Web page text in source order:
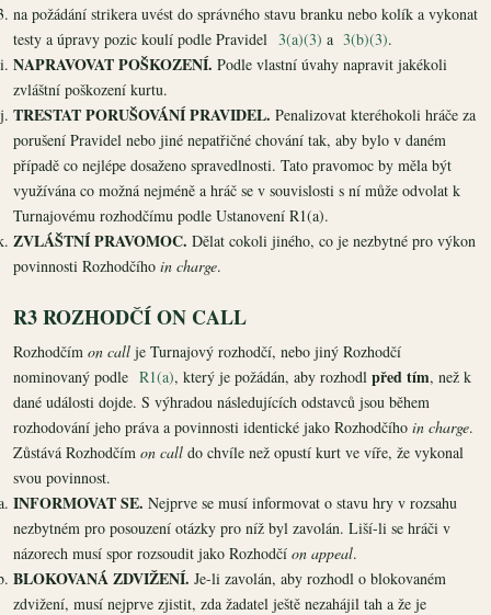
na požádání strikera uvést do správného stavu branku nebo kolík a vykonat
testy a úpravy pozic koulí podle Pravidel 3(a)(3) a 3(b)(3).
NAPRAVOVAT POŠKOZENÍ. Podle vlastní úvahy napravit jakékoli
zvláštní poškození kurtu.
TRESTAT PORUŠOVÁNÍ PRAVIDEL. Penalizovat kteréhokoli hráče za
porušení Pravidel nebo jiné nepatřičné chování tak, aby bylo v daném
případě co nejlépe dosaženo spravedlnosti. Tato pravomoc by měla být
využívána co možná nejméně a hráč se v souvislosti s ní může odvolat k
Turnajovému rozhodčímu podle Ustanovení R1(a).
ZVLÁŠTNÍ PRAVOMOC. Dělat cokoli jiného, co je nezbytné pro výkon
povinnosti Rozhodčího in charge.
R3 ROZHODČÍ ON CALL
Rozhodčím on call je Turnajový rozhodčí, nebo jiný Rozhodčí
nominovaný podle R1(a), který je požádán, aby rozhodl před tím, než k
dané události dojde. S výhradou následujících odstavců jsou během
rozhodování jeho práva a povinnosti identické jako Rozhodčího in charge.
Zůstává Rozhodčím on call do chvíle než opustí kurt ve víře, že vykonal
svou povinnost.
INFORMOVAT SE. Nejprve se musí informovat o stavu hry v rozsahu
nezbytném pro posouzení otázky pro níž byl zavolán. Liší-li se hráči v
názorech musí spor rozsoudit jako Rozhodčí on appeal.
BLOKOVANÁ ZDVIŽENÍ. Je-li zavolán, aby rozhodl o blokovaném
zdvižení, musí nejprve zjistit, zda žadatel ještě nezahájil tah a že je